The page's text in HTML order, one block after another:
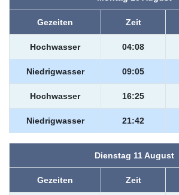
Gezeiten Zeit
Hochwasser 04:08
Niedrigwasser 09:05
Hochwasser 16:25
Niedrigwasser 21:42
Dienstag 11 August
Gezeiten Zeit